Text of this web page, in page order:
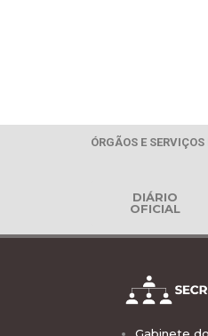
ÓRGÃOS E
DIÁRIO
OFICIAL